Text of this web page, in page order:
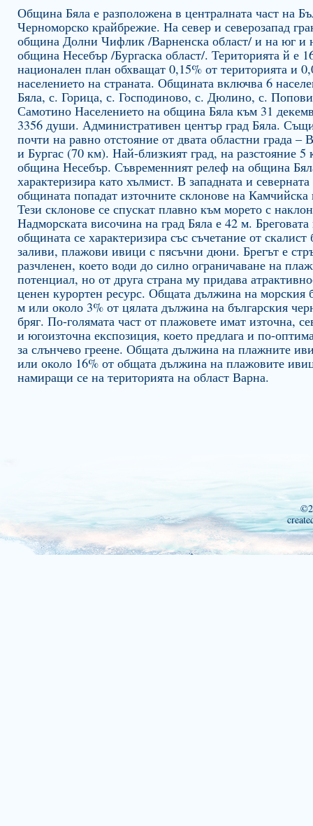
Община Бяла е разположена в централната част на
Черноморско крайбрежие. На север и северозапад
община Долни Чифлик /Варненска област/ и на юг и
община Несебър /Бургаска област/. Територията й е
национален план обхващат 0,15% от територията и
населението на страната. Общината включва 6
Бяла, с. Горица, с. Господиново, с. Дюлино, с.
Самотино Населението на община Бяла към 31
3356 души. Административен център град Бяла.
почти на равно отстояние от двата областни града –
и Бургас (70 км). Най-близкият град, на разстояние
община Несебър. Съвременният релеф на община
характеризира като хълмист. В западната и северната
общината попадат източните склонове на
Тези склонове се спускат плавно към морето с
Надморската височина на град Бяла е 42 м.
общината се характеризира със съчетание от скалист
заливи, плажови ивици с пясъчни дюни. Брегът е
разчленен, което води до силно ограничаване на
потенциал, но от друга страна му придава
ценен курортен ресурс. Общата дължина на морския
м или около 3% от цялата дължина на българския
бряг. По-голямата част от плажовете имат източна,
и югоизточна експозиция, което предлага и по-
за слънчево греене. Общата дължина на плажните
или около 16% от общата дължина на плажовите
намиращи се на територията на област Варна.